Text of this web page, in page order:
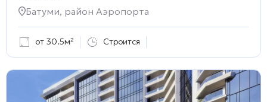
Батуми, район Аэропорта
от 30.5м² Строится